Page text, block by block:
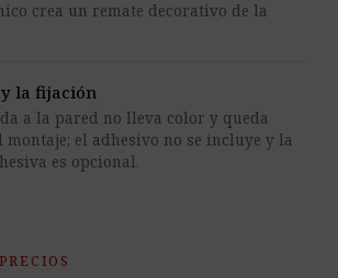
crea un remate decorativo de la
la fijación
a la pared no lleva color y queda
montaje; el adhesivo no se incluye y la
es opcional.